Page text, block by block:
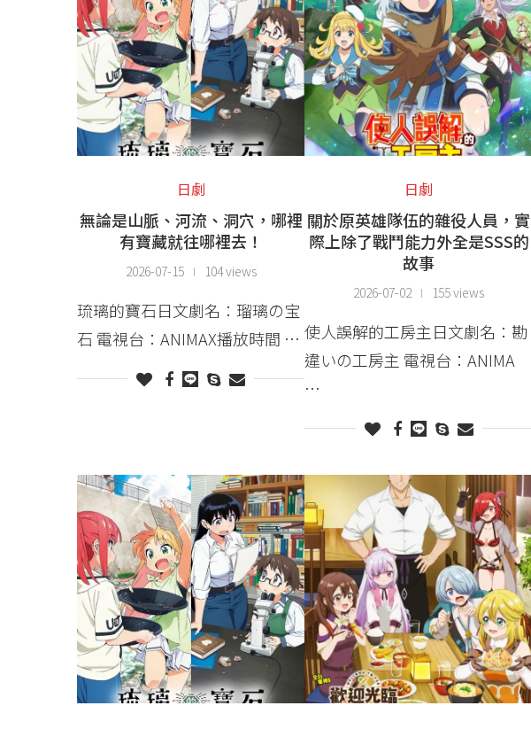
日劇
無論是山脈、河流、洞穴，哪裡
有寶藏就往哪裡去！
2026-07-15 104 views
琉璃的寶石日文劇名：瑠璃の宝
石 電視台：ANIMAX播放時間 …
日劇
關於原英雄隊伍的雜役人員，實
際上除了戰鬥能力外全是SSS的
故事
2026-07-02 155 views
使人誤解的工房主日文劇名：勘
違いの工房主 電視台：ANIMA
…